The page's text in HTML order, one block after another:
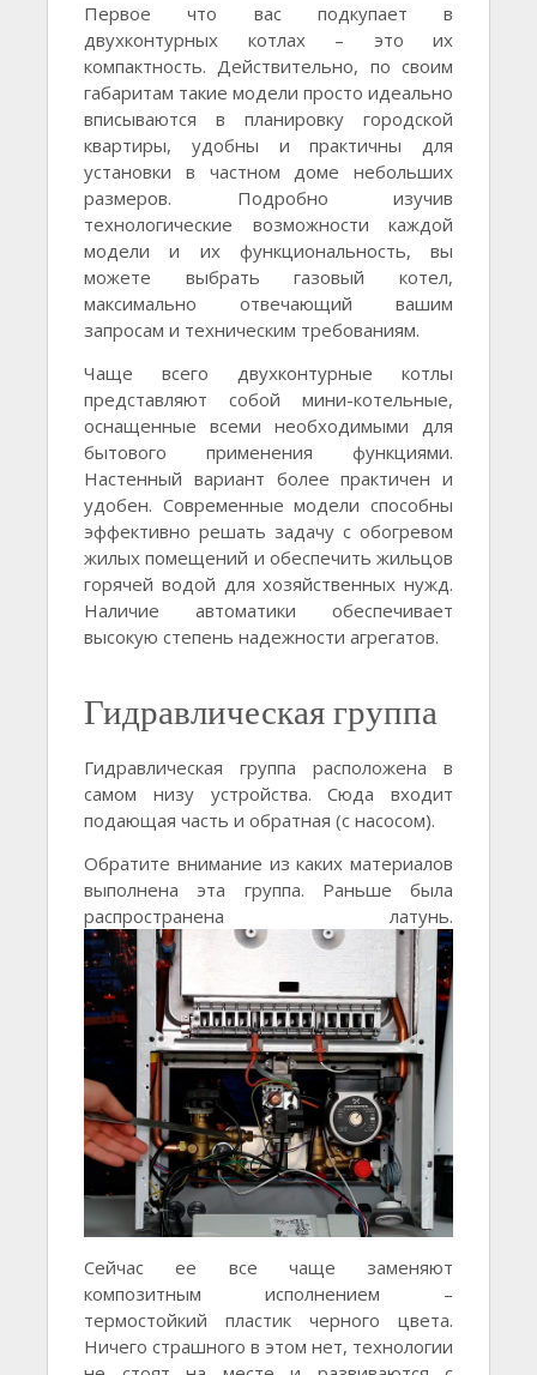
Первое что вас подкупает в
двухконтурных котлах – это их
компактность. Действительно, по своим
габаритам такие модели просто идеально
вписываются в планировку городской
квартиры, удобны и практичны для
установки в частном доме небольших
размеров. Подробно изучив
технологические возможности каждой
модели и их функциональность, вы
можете выбрать газовый котел,
максимально отвечающий вашим
запросам и техническим требованиям.
Чаще всего двухконтурные котлы
представляют собой мини-котельные,
оснащенные всеми необходимыми для
бытового применения функциями.
Настенный вариант более практичен и
удобен. Современные модели способны
эффективно решать задачу с обогревом
жилых помещений и обеспечить жильцов
горячей водой для хозяйственных нужд.
Наличие автоматики обеспечивает
высокую степень надежности агрегатов.
Гидравлическая группа
Гидравлическая группа расположена в
самом низу устройства. Сюда входит
подающая часть и обратная (с насосом).
Обратите внимание из каких материалов
выполнена эта группа. Раньше была
распространена латунь.
Сейчас ее все чаще заменяют
композитным исполнением –
термостойкий пластик черного цвета.
Ничего страшного в этом нет, технологии